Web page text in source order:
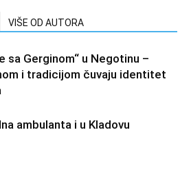
VIŠE OD AUTORA
sa Gerginom“ u Negotinu –
i tradicijom čuvaju identitet
ambulanta i u Kladovu